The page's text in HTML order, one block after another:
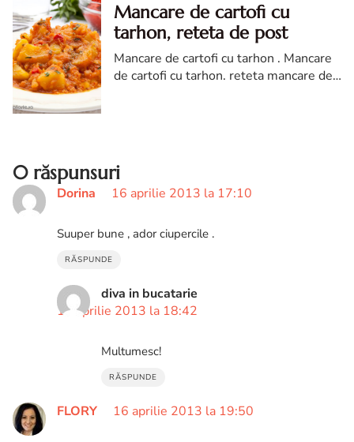
Mancare de cartofi cu
tarhon, reteta de post
Mancare de cartofi cu tarhon . Mancare
de cartofi cu tarhon. reteta mancare de
0 răspunsuri
Dorina 16 aprilie 2013 la 17:10
Suuper bune , ador ciupercile .
RĂSPUNDE
diva in bucatarie
18 aprilie 2013 la 18:42
Multumesc!
RĂSPUNDE
FLORY 16 aprilie 2013 la 19:50